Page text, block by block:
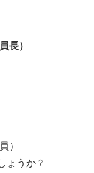
長）
）
ょうか？